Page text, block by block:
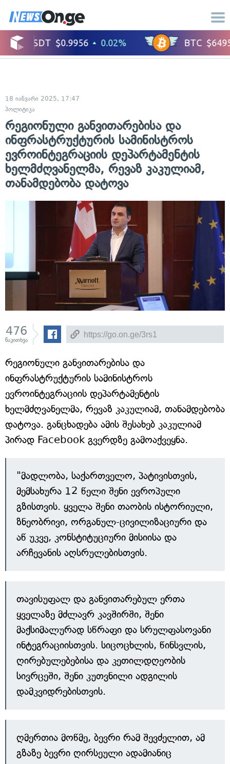
18 იანვარი 2025, 17:47
პოლიტიკა
რეგიონული განვითარებისა და
ინფრასტრუქტურის სამინისტროს
ევროინტეგრაციის დეპარტამენტის
ხელმძღვანელმა, რევაზ კაკულიამ,
თანამდებობა დატოვა
476
წაკითხვა
რეგიონული განვითარებისა და
ინფრასტრუქტურის სამინისტროს
ევროინტეგრაციის დეპარტამენტის
ხელმძღვანელმა, რევაზ კაკულიამ, თანამდებობა
დატოვა. განცხადება ამის შესახებ კაკულიამ
პირად Facebook გვერდზე გამოაქვეყნა.
"მადლობა, საქართველო, პატივისთვის,
მემსახურა 12 წელი შენი ევროპული
გზისთვის. ყველა შენი თაობის ისტორიული,
ზნეობრივი, ორგანულ-ცივილიზაციური და
აწ უკვე, კონსტიტუციური მისიისა და
არჩევანის აღსრულებისთვის.
თავისუფალ და განვითარებულ ერთა
ყველაზე მძლავრ კავშირში, შენი
მაქსიმალურად სწრაფი და სრულფასოვანი
ინტეგრაციისთვის. სიცოცხლის, წინსვლის,
ღირებულებებისა და კეთილდღეობის
სივრცეში, შენი კუთვნილი ადგილის
დამკვიდრებისთვის.
ღმერთია მოწმე, ბევრი რამ შევძელით, ამ
გზაზე ბევრი ღირსეული ადამიანიც